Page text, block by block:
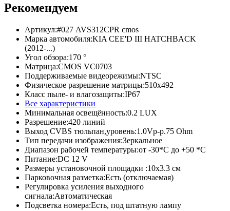
Рекомендуем
Артикул:#027 AVS312CPR cmos
Марка автомобиля:KIA CEE'D III HATCHBACK
(2012-...)
Угол обзора:170 °
Матрица:CMOS VC0703
Поддерживаемые видеорежимы:NTSC
Физическое разрешение матрицы:510x492
Класс пыле- и влагозащиты:IP67
Все характеристики
Минимальная освещённость:0.2 LUX
Разрешение:420 линий
Выход CVBS тюльпан,уровень:1.0Vp-p.75 Ohm
Тип передачи изображения:Зеркальное
Диапазон рабочей температуры:от -30*C до +50 *C
Питание:DC 12 V
Размеры установочной площадки :10х3.3 см
Парковочная разметка:Есть (отключаемая)
Регулировка усиления выходного
сигнала:Автоматическая
Подсветка номера:Есть, под штатную лампу